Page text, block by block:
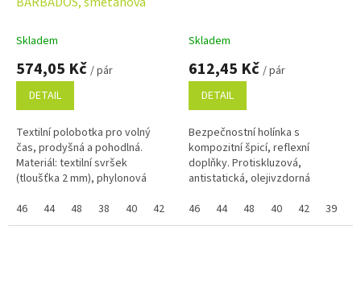
Skladem
574,05 Kč / pár
DETAIL
Textilní polobotka pro volný
čas, prodyšná a pohodlná.
Materiál: textilní svršek
(tloušťka 2 mm), phylonová
samostatná velikost zboží a
zobrazuje se...
46 44 48 38 40 42 41 43 45 47
Skladem
612,45 Kč / pár
DETAIL
Bezpečnostní holínka s
kompozitní špicí, reflexní
doplňky. Protiskluzová,
antistatická, olejivzdorná
samostatná velikost zboží a
zobrazuje se Vám...
46 44 48 40 42 39